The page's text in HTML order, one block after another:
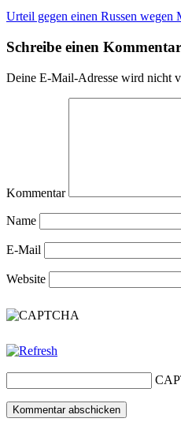
Urteil gegen einen Russen wegen
Schreibe einen Kommentar
Deine E-Mail-Adresse wird nicht
Kommentar
Name
E-Mail
Website